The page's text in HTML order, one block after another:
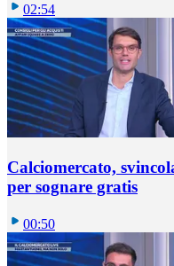
02:54
Calciomercato,
per sognare gratis
00:50